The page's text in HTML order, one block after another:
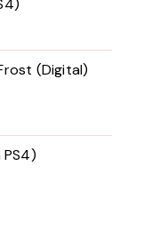
(Digital)